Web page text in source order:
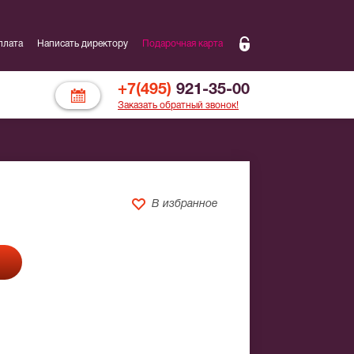
Написать директору Подарочная карта
+7(495) 921-35-00
Заказать обратный звонок!
В избранное